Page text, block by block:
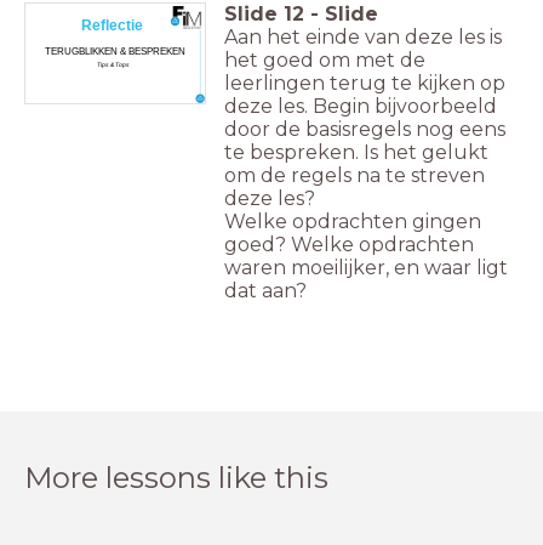
Reflectie
TERUGBLIKKEN & BESPREKEN
Tips & Tops
Slide 12 - Slide
Aan het einde van deze les is
het goed om met de
leerlingen terug te kijken op
deze les. Begin bijvoorbeeld
door de basisregels nog eens
te bespreken. Is het gelukt
om de regels na te streven
deze les?
Welke opdrachten gingen
goed? Welke opdrachten
waren moeilijker, en waar ligt
dat aan?
More lessons like this